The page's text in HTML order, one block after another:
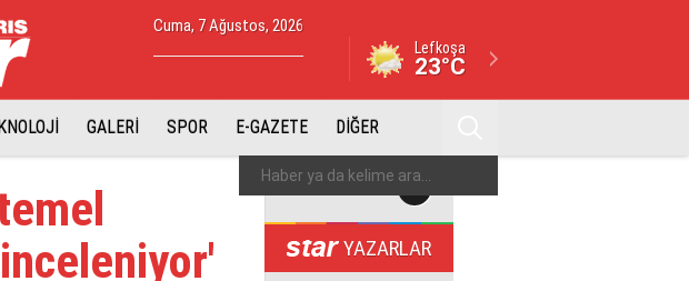
Cuma, 7 Ağustos, 2026
Lefkoşa
23°C
GALERİ SPOR E-GAZETE DİĞER
YAZARLAR